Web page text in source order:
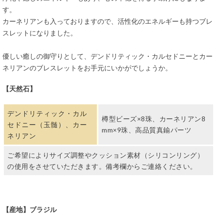
す。
カーネリアンも入っておりますので、活性化のエネルギーも持つブレ
スレットになりました。
優しい癒しの御守りとして、デンドリティック・カルセドニーとカー
ネリアンのブレスレットをお手元にいかがでしょうか。
【天然石】
デンドリティック・カル
セドニー（玉髄）、カー
ネリアン
樽型ビーズ×8珠、カーネリアン8
mm×9珠、高品質真鍮パーツ
ご希望によりサイズ調整やクッション素材（シリコンリング）
の使用をさせていただきます。備考欄からご連絡ください。
【産地】ブラジル